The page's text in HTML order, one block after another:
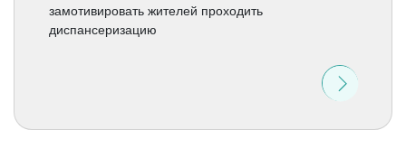
замотивировать жителей проходить
диспансеризацию